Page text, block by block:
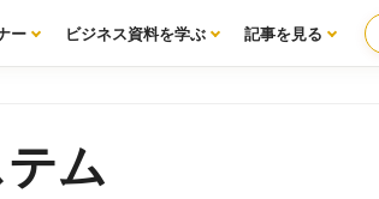
ー ビジネス資料を学ぶ 記事を見る
ム